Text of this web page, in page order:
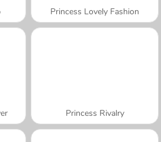
Princess Lovely Fashion
Princess Rivalry